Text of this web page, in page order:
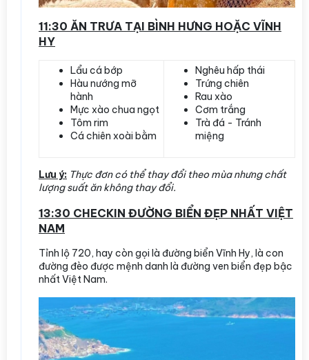
11:30 ĂN TRƯA TẠI BÌNH HƯNG HOẶC VĨNH
HY
Lẩu cá bớp
Hàu nướng mỡ
hành
Mực xào chua ngọt
Tôm rim
Cá chiên xoài bằm
Nghêu hấp thái
Trứng chiên
Rau xào
Cơm trắng
Trà đá - Tránh
miệng
Lưu ý: Thực đơn có thể thay đổi theo mùa nhưng chất
lượng suất ăn không thay đổi.
13:30 CHECKIN ĐƯỜNG BIỂN ĐẸP NHẤT VIỆT
NAM
Tỉnh lộ 720, hay còn gọi là đường biển Vĩnh Hy, là con
đường đèo được mệnh danh là đường ven biển đẹp bậc
nhất Việt Nam.